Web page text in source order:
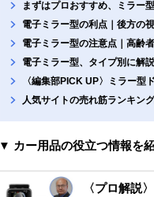
まずはプロおすすめ、ミラー
電子ミラー型の利点｜後方の
電子ミラー型の注意点｜高齢
電子ミラー型、タイプ別に解説
〈編集部PICK UP〉ミラー型
人気サイトの売れ筋ランキン
▼ カー用品の役立つ情報を
〈プロ解説